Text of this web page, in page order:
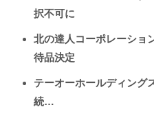
択不可に
北の達人コーポレーショ
待品決定
テーオーホールディング
続…